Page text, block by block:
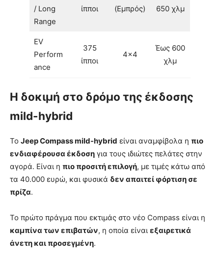
/ Long
Range
ίπποι
(Εμπρός)
650 χλμ
EV
Perform
ance
375
ίπποι
4×4
Έως 600
χλμ
Η δοκιμή στο δρόμο της έκδοσης
mild-hybrid
Το Jeep Compass mild-hybrid είναι αναμφίβολα η πιο
ενδιαφέρουσα έκδοση για τους ιδιώτες πελάτες στην
αγορά. Είναι η πιο προσιτή επιλογή, με τιμές κάτω από
τα 40.000 ευρώ, και φυσικά δεν απαιτεί φόρτιση σε
πρίζα.
Το πρώτο πράγμα που εκτιμάς στο νέο Compass είναι η
καμπίνα των επιβατών, η οποία είναι εξαιρετικά
άνετη και προσεγμένη.